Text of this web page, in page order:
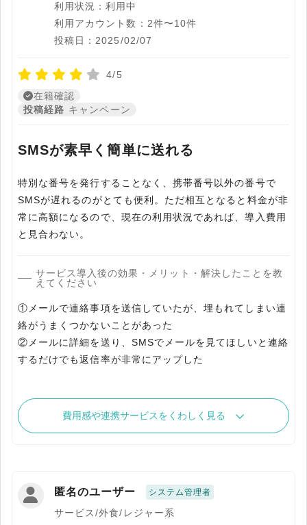
利用状況：利用中
利用アカウント数：2件〜10件
投稿日：2025/02/07
4/5
在籍確認
投稿経路 キャンペーン
SMSが素早く簡単に送れる
特別な番号を発行することなく、携帯番号以外の番号で
SMSが遅れるのがとても便利。ただ相互となると料金が非
常に高額になるので、現在の利用状況であれば、導入費用
と見合わない。
サービス導入後の効果・メリット・解決したことを教
えてください
①メールで連絡事項を送信していたが、埋もれてしまい連
絡がうまくつかないことがあった
②メールに詳細を送り、SMSでメールを見てほしいと連絡
するだけでも返信率が非常にアップした
費用感や連携サービスをくわしく見る
匿名のユーザー システム管理者
サービス/外食/レジャー系